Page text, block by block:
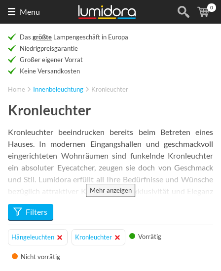
Menu (
0
Das größte Lampengeschäft in Europa
Niedrigpreisgarantie
Großer eigener Vorrat
Keine Versandkosten
Home Innenbeleuchtung Kronleuchter
Kronleuchter
Kronleuchter beeindrucken bereits beim Betreten eines
Hauses. In modernen Eingangshallen und geschmackvoll
eingerichteten Wohnräumen sind funkelnde Kronleuchter
ein absoluter Eyecatcher, zeugen sie doch von Geschmack
und Stil. Lumidora erfüllt all Ihre Bedürfnisse und Wünsche
bezüglich attraktiver Kronleuchter. Exklusivität und Eleganz
für großzügige Räume mit hohen Decken oder einen
besonderen Lichteffekt für Zimmer mit Standarddecken - die
Palette der modernen Kronleuchter reicht von
minimalistisch bis prunkvoll.
Mehr anzeigen
Filters
Hängeleuchten Kronleuchter Vorrätig
Nicht vorrätig